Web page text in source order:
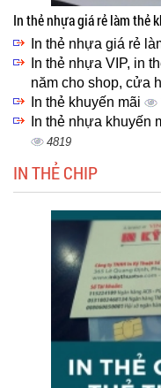
In thẻ nhựa giá rẻ làm thẻ
In thẻ nhựa giá rẻ
In thẻ nhựa VIP, in
năm cho shop, cửa
In thẻ khuyến mãi
In thẻ nhựa khuyến
4819
IN THẺ CHIP